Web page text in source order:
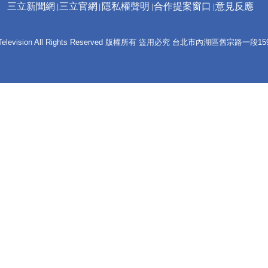
三立新聞網 三立官網 隱私權聲明 合作提案窗口 意見反應
All Rights Reserved 版權所有 盜用必究 台北市內湖區舊宗路一段